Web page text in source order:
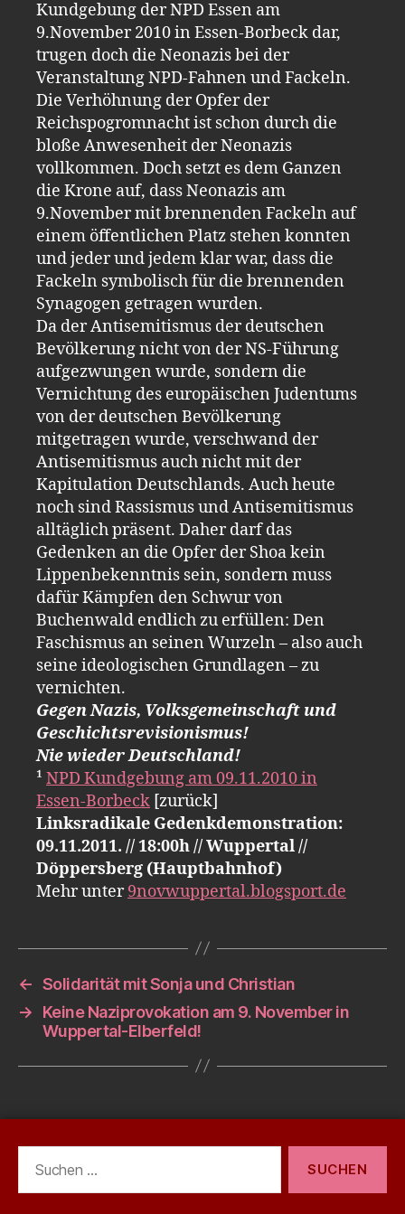
Kundgebung der NPD Essen am
9.November 2010 in Essen-Borbeck dar,
trugen doch die Neonazis bei der
Veranstaltung NPD-Fahnen und Fackeln.
Die Verhöhnung der Opfer der
Reichspogromnacht ist schon durch die
bloße Anwesenheit der Neonazis
vollkommen. Doch setzt es dem Ganzen
die Krone auf, dass Neonazis am
9.November mit brennenden Fackeln auf
einem öffentlichen Platz stehen konnten
und jeder und jedem klar war, dass die
Fackeln symbolisch für die brennenden
Synagogen getragen wurden.
Da der Antisemitismus der deutschen
Bevölkerung nicht von der NS-Führung
aufgezwungen wurde, sondern die
Vernichtung des europäischen Judentums
von der deutschen Bevölkerung
mitgetragen wurde, verschwand der
Antisemitismus auch nicht mit der
Kapitulation Deutschlands. Auch heute
noch sind Rassismus und Antisemitismus
alltäglich präsent. Daher darf das
Gedenken an die Opfer der Shoa kein
Lippenbekenntnis sein, sondern muss
dafür Kämpfen den Schwur von
Buchenwald endlich zu erfüllen: Den
Faschismus an seinen Wurzeln – also auch
seine ideologischen Grundlagen – zu
vernichten.
Gegen Nazis, Volksgemeinschaft und
Geschichtsrevisionismus!
Nie wieder Deutschland!
¹ NPD Kundgebung am 09.11.2010 in
Essen-Borbeck [zurück]
Linksradikale Gedenkdemonstration:
09.11.2011. // 18:00h // Wuppertal //
Döppersberg (Hauptbahnhof)
Mehr unter9novwuppertal.blogsport.de
← Solidarität mit Sonja und Christian
→
Keine Naziprovokation am 9. November in
Wuppertal-Elberfeld!
nach: